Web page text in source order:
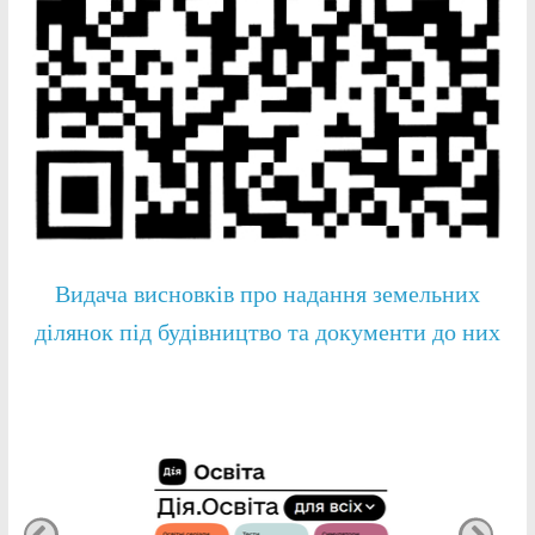
Видача висновків про надання земельних
ділянок під будівництво та документи до них